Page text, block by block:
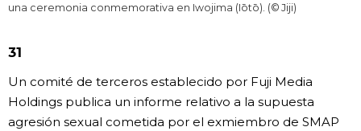
una ceremonia conmemorativa en Iwojima (Iōtō). (© Jiji)
31
Un comité de terceros establecido por Fuji Media
Holdings publica un informe relativo a la supuesta
agresión sexual cometida por el exmiembro de SMAP